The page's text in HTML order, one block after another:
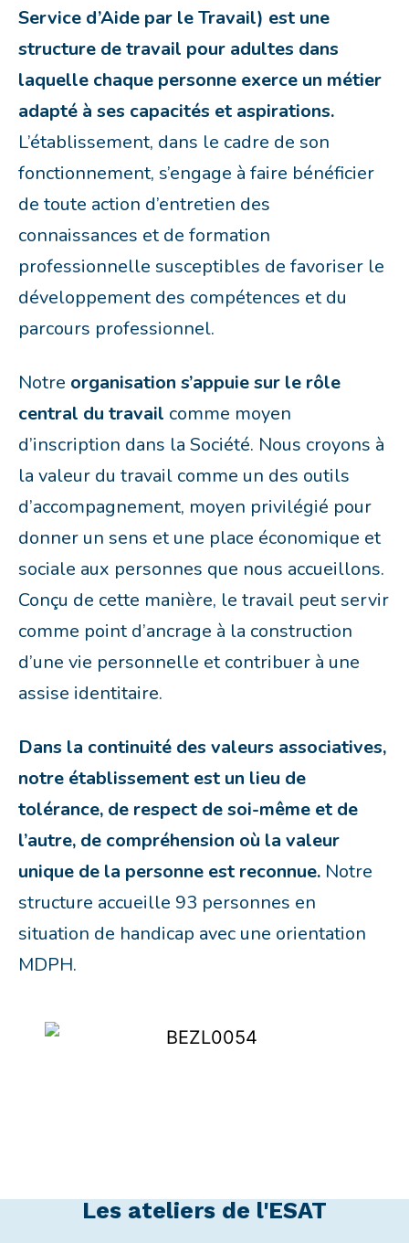
Service d’Aide par le Travail) est une
structure de travail pour adultes dans
laquelle chaque personne exerce un métier
adapté à ses capacités et aspirations.
L’établissement, dans le cadre de son
fonctionnement, s’engage à faire bénéficier
de toute action d’entretien des
connaissances et de formation
professionnelle susceptibles de favoriser le
développement des compétences et du
parcours professionnel.
Notre organisation s’appuie sur le rôle
central du travail comme moyen
d’inscription dans la Société. Nous croyons à
la valeur du travail comme un des outils
d’accompagnement, moyen privilégié pour
donner un sens et une place économique et
sociale aux personnes que nous accueillons.
Conçu de cette manière, le travail peut servir
comme point d’ancrage à la construction
d’une vie personnelle et contribuer à une
assise identitaire.
Dans la continuité des valeurs associatives,
notre établissement est un lieu de
tolérance, de respect de soi-même et de
l’autre, de compréhension où la valeur
unique de la personne est reconnue. Notre
structure accueille 93 personnes en
situation de handicap avec une orientation
MDPH.
Les ateliers de l'ESAT